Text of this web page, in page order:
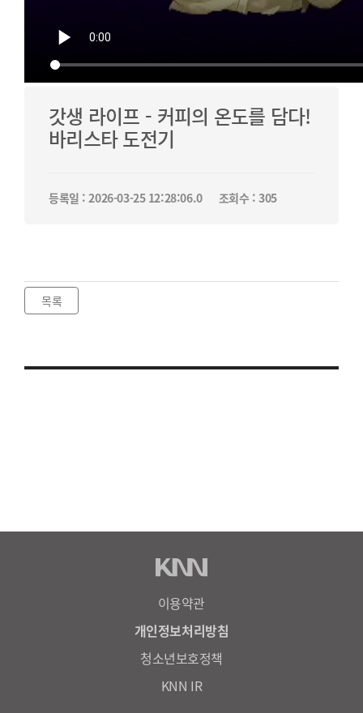
갓생 라이프 - 커피의 온도를 담다!
바리스타 도전기
등록일 : 2026-03-25 12:28:06.0 조회수 : 305
목록
이용약관
개인정보처리방침
청소년보호정책
KNN IR